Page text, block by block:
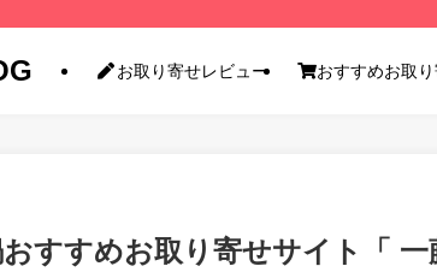
お取り寄せレビュー おすすめお取
おすすめお取り寄せサイト「